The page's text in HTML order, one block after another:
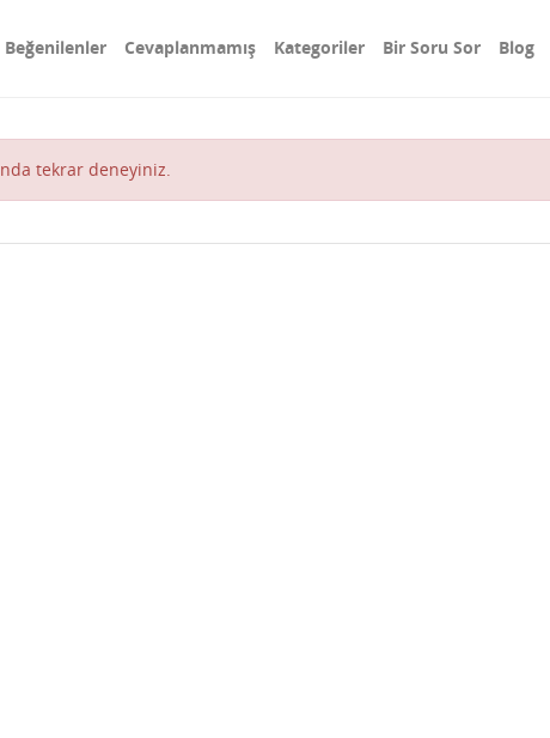
Beğenilenler Cevaplanmamış Kategoriler Bir Soru Sor Blog
tekrar deneyiniz.